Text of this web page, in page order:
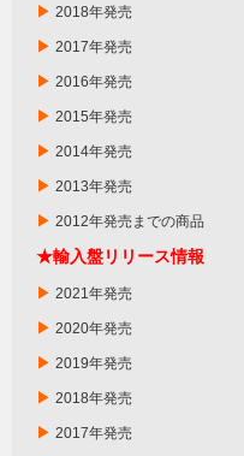
▶ 2018年発売
▶ 2017年発売
▶ 2016年発売
▶ 2015年発売
▶ 2014年発売
▶ 2013年発売
▶ 2012年発売までの商品
★輸入盤リリース情報
▶ 2021年発売
▶ 2020年発売
▶ 2019年発売
▶ 2018年発売
▶ 2017年発売